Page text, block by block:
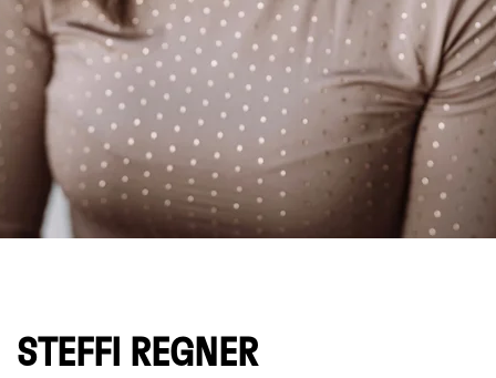
STEFFI REGNER